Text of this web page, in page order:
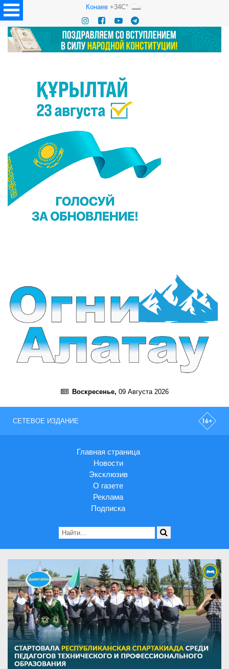
Конаев+34C°
Воскресенье, 09 Августа 2026
СЕТЕВОЕ ИЗДАНИЕ
Главная страница
Новости
Эксклюзив
О газете
Реклама
Подписка